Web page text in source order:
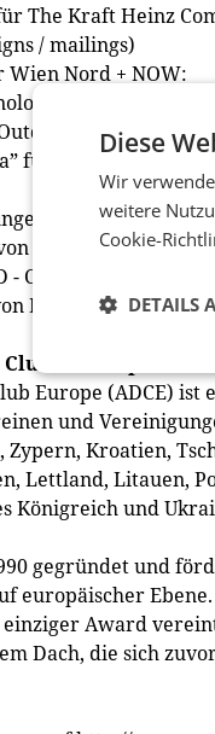
für The Kraft Heinz
/ mailings)
Nord + NOW:
– Work and
(Subkat.:
für
Jung von Matt/
- Computer
DDB Wien für
of Europe
Europe (ADCE) ist
und
Kroatien,
Lettland, Litauen,
Königreich und
gegründet und
europäischer
Award
Dach, die sich
Diese
Wir
weitere
Cookie-
DETAILS